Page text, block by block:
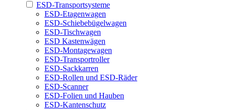
ESD-Transportsysteme
ESD-Etagenwagen
ESD-Schiebebügelwagen
ESD-Tischwagen
ESD Kastenwägen
ESD-Montagewagen
ESD-Transportroller
ESD-Sackkarren
ESD-Rollen und ESD-Räder
ESD-Scanner
ESD-Folien und Hauben
ESD-Kantenschutz